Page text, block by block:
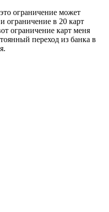
ограничение может
ограничение в 20 карт
ограничение карт меня
переход из банка в